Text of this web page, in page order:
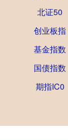
北证50
创业板指
基金指数
国债指数
期指IC0